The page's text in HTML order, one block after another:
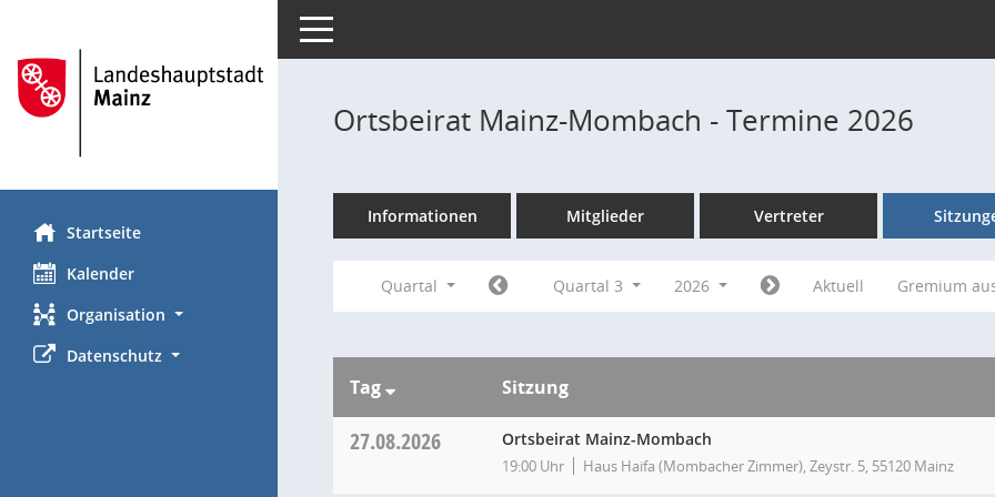
Startseite
Kalender
Organisation
Datenschutz
Toggle navigation
Ortsbeirat Mainz-Mombach - Termine 2026
Informationen Mitglieder Vertreter
Quartal Quartal 3 2026 Aktuell Gremium
Tag Sitzung
27.08.2026 Ortsbeirat Mainz-Mombach
19:00 Uhr Haus Haifa (Mombacher Zimmer), Zeystr. 5, 55120 Mainz